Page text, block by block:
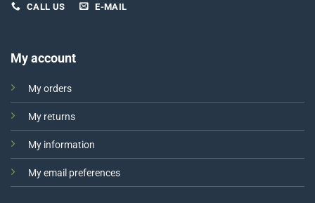
CALL US E-MAIL
My account
My orders
My returns
My information
My email preferences